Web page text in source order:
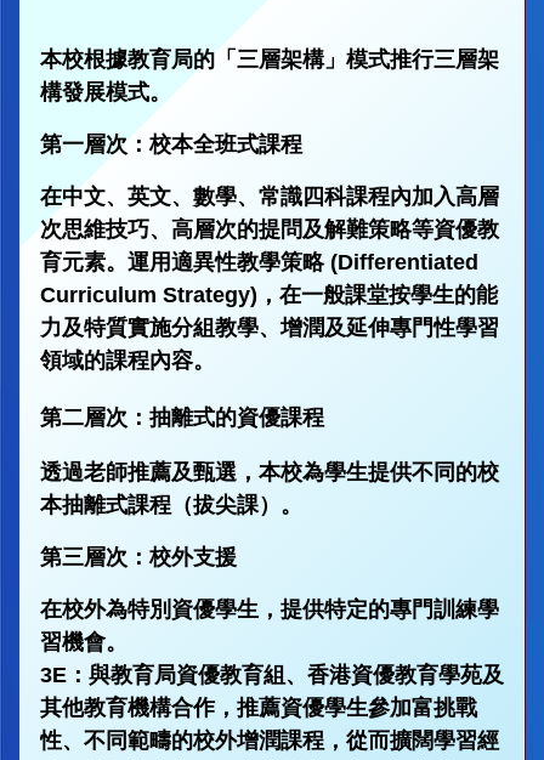
本校根據教育局的「三層架構」模式推行三層架
構發展模式。
第一層次：校本全班式課程
在中文、英文、數學、常識四科課程內加入高層
次思維技巧、高層次的提問及解難策略等資優教
育元素。 運用適異性教學策略 (Differentiated
Curriculum Strategy)，在一般課堂按學生的能
力及特質實施分組教學、增潤及延伸專門性學習
領域的課程內容。
第二層次：抽離式的資優課程
透過老師推薦及甄選，本校為學生提供不同的校
本抽離式課程（拔尖課）。
第三層次：校外支援
在校外為特別資優學生，提供特定的專門訓練學
習機會。
3E：與教育局資優教育組、香港資優教育學苑及
其他教育機構合作，推薦資優學生參加富挑戰
性、不同範疇的校外增潤課程，從而擴闊學習經